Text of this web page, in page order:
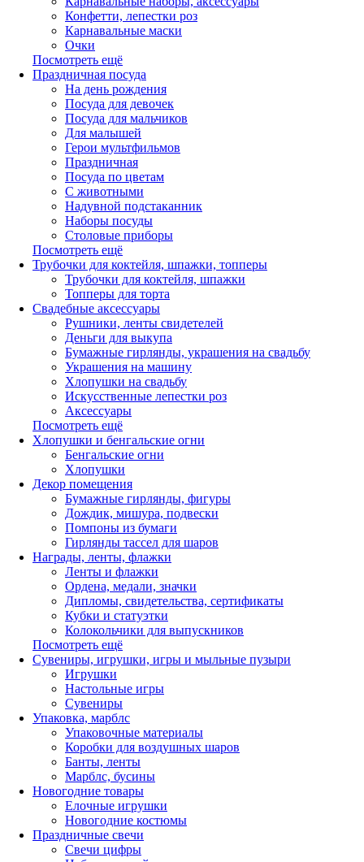
Конфетти, лепестки роз
Карнавальные маски
Очки
Посмотреть ещё
Праздничная посуда
На день рождения
Посуда для девочек
Посуда для мальчиков
Для малышей
Герои мультфильмов
Праздничная
Посуда по цветам
С животными
Надувной подстаканник
Наборы посуды
Столовые приборы
Посмотреть ещё
Трубочки для коктейля, шпажки, топперы
Трубочки для коктейля, шпажки
Топперы для торта
Свадебные аксессуары
Рушники, ленты свидетелей
Деньги для выкупа
Бумажные гирлянды, украшения на свадьбу
Украшения на машину
Хлопушки на свадьбу
Искусственные лепестки роз
Аксессуары
Посмотреть ещё
Хлопушки и бенгальские огни
Бенгальские огни
Хлопушки
Декор помещения
Бумажные гирлянды, фигуры
Дождик, мишура, подвески
Помпоны из бумаги
Гирлянды тассел для шаров
Награды, ленты, флажки
Ленты и флажки
Ордена, медали, значки
Дипломы, свидетельства, сертификаты
Кубки и статуэтки
Колокольчики для выпускников
Посмотреть ещё
Сувениры, игрушки, игры и мыльные пузыри
Игрушки
Настольные игры
Сувениры
Упаковка, марблс
Упаковочные материалы
Коробки для воздушных шаров
Банты, ленты
Марблс, бусины
Новогодние товары
Елочные игрушки
Новогодние костюмы
Праздничные свечи
Свечи цифры